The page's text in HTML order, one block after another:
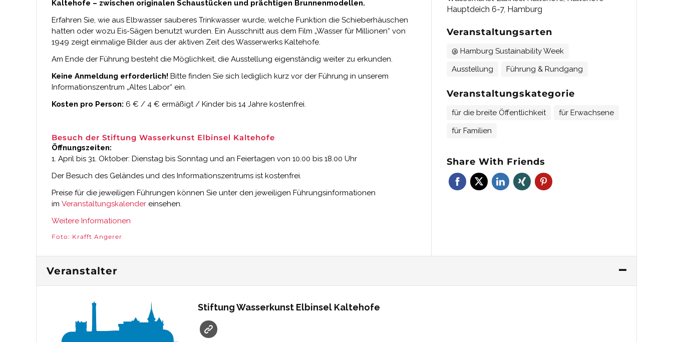
Kaltehofe – zwischen originalen Schaustücken und prächtigen Brunnenmodellen.
Erfahren Sie, wie aus Elbwasser sauberes Trinkwasser wurde, welche Funktion die Schieberhäuschen
hatten oder wozu Eis-Sägen benutzt wurden. Ein Ausschnitt aus dem Film „Wasser für Millionen“ von
1949 zeigt einmalige Bilder aus der aktiven Zeit des Wasserwerks Kaltehofe.
Am Ende der Führung besteht die Möglichkeit, die Ausstellung eigenständig weiter zu erkunden.
Keine Anmeldung erforderlich! Bitte finden Sie sich lediglich kurz vor der Führung in unserem
Informationszentrum „Altes Labor“ ein.
Kosten pro Person: 6 € / 4 € ermäßigt / Kinder bis 14 Jahre kostenfrei.
Besuch der Stiftung Wasserkunst Elbinsel Kaltehofe
Öffnungszeiten:
1. April bis 31. Oktober: Dienstag bis Sonntag und an Feiertagen von 10.00 bis 18.00 Uhr
Der Besuch des Geländes und des Informationszentrums ist kostenfrei.
Preise für die jeweiligen Führungen können Sie unter den jeweiligen Führungsinformationen
im Veranstaltungskalender einsehen.
Weitere Informationen
Foto: Krafft Angerer
Hauptdeich 6-7, Hamburg
Veranstaltungsarten
@ Hamburg Sustainability Week
Ausstellung
Führung & Rundgang
Veranstaltungskategorie
für die breite Öffentlichkeit
für Erwachsene
für Familien
Share With Friends
Veranstalter
Stiftung Wasserkunst Elbinsel Kaltehofe